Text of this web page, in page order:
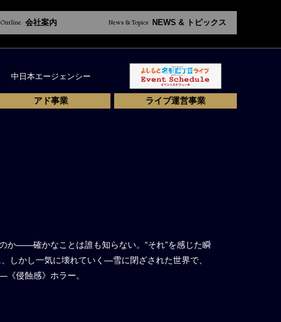
Outline 会社案内 News & Topics NEWS & トピックス
中日本エージェンシー
アド事業 ライブ運営事業
か――確かなことは誰も知らない。“それ”を感じた瞬
しかし一気に壊れていく―雪に閉ざされた世界で、
侵蝕感》ホラー。